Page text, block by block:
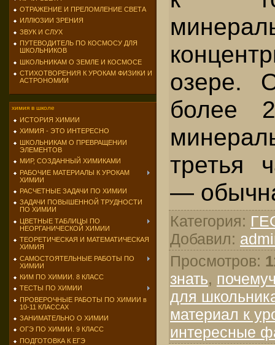
ОТРАЖЕНИЕ И ПРЕЛОМЛЕНИЕ СВЕТА
ИЛЛЮЗИИ ЗРЕНИЯ
ЗВУК И СЛУХ
ПУТЕВОДИТЕЛЬ ПО КОСМОСУ ДЛЯ
ШКОЛЬНИКОВ
ШКОЛЬНИКАМ О ЗЕМЛЕ И КОСМОСЕ
СТИХОТВОРЕНИЯ К УРОКАМ ФИЗИКИ И
АСТРОНОМИИ
химия в школе
ИСТОРИЯ ХИМИИ
ХИМИЯ - ЭТО ИНТЕРЕСНО
ШКОЛЬНИКАМ О ПРЕВРАЩЕНИИ
ЭЛЕМЕНТОВ
МИР, СОЗДАННЫЙ ХИМИКАМИ
РАБОЧИЕ МАТЕРИАЛЫ К УРОКАМ
ХИМИИ
РАСЧЕТНЫЕ ЗАДАЧИ ПО ХИМИИ
ЗАДАЧИ ПОВЫШЕННОЙ ТРУДНОСТИ
ПО ХИМИИ
ЦВЕТНЫЕ ТАБЛИЦЫ ПО
НЕОРГАНИЧЕСКОЙ ХИМИИ
ТЕОРЕТИЧЕСКАЯ И МАТЕМАТИЧЕСКАЯ
ХИМИЯ
САМОСТОЯТЕЛЬНЫЕ РАБОТЫ ПО
ХИМИИ
КИМ ПО ХИМИИ. 8 КЛАСС
ТЕСТЫ ПО ХИМИИ
ПРОВЕРОЧНЫЕ РАБОТЫ ПО ХИМИИ в
10-11 КЛАССАХ
ЗАНИМАТЕЛЬНО О ХИМИИ
ОГЭ ПО ХИМИИ. 9 КЛАСС
ПОДГОТОВКА К ЕГЭ
озере.
более
третья
—
Категория:
Добавил:
Просмотров:
знать,
для
материал к
интересные